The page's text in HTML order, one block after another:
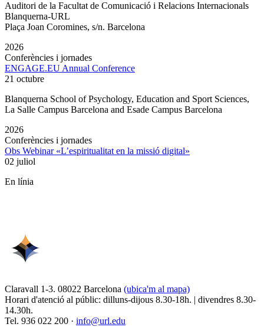
Auditori de la Facultat de Comunicació i Relacions Internacionals
Blanquerna-URL
Plaça Joan Coromines, s/n. Barcelona
2026
Conferències i jornades
ENGAGE.EU Annual Conference
21 octubre
Blanquerna School of Psychology, Education and Sport Sciences,
La Salle Campus Barcelona and Esade Campus Barcelona
2026
Conferències i jornades
Obs Webinar «L’espiritualitat en la missió digital»
02 juliol
En línia
Claravall 1-3. 08022 Barcelona (ubica'm al mapa)
Horari d'atenció al públic: dilluns-dijous 8.30-18h. | divendres 8.30-
14.30h.
Tel. 936 022 200 · info@url.edu